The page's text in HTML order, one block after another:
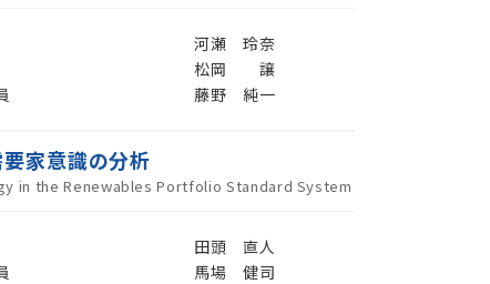
河瀬 玲奈
松岡 譲
藤野 純一
家意識の分析
in the Renewables Portfolio Standard System
田頭 直人
馬場 健司